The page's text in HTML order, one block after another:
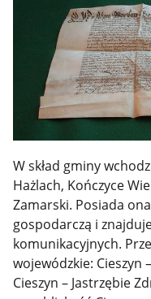
W skład gminy
Hażlach, Kończyce
Zamarski. Posiada
gospodarczą i
komunikacyjnych.
wojewódzkie: Cieszyn
Cieszyn – Jastrzębie